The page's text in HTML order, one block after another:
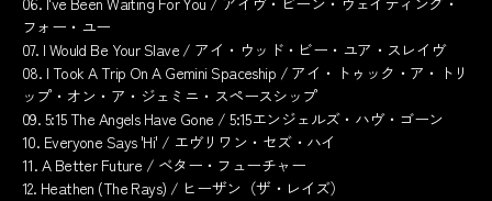
フォー・ユー
07. I Would Be Your Slave / アイ・ウッド・ビー・ユア・スレイヴ
08. I Took A Trip On A Gemini Spaceship / アイ・トゥック・ア・トリ
ップ・オン・ア・ジェミニ・スペースシップ
09. 5:15 The Angels Have Gone / 5:15エンジェルズ・ハヴ・ゴーン
10. Everyone Says 'Hi' / エヴリワン・セズ・ハイ
11. A Better Future / ベター・フューチャー
12. Heathen (The Rays) / ヒーザン（ザ・レイズ）